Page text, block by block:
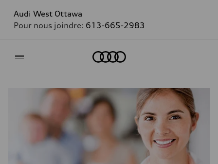
Audi West Ottawa
Pour nous joindre: 613-665-2983